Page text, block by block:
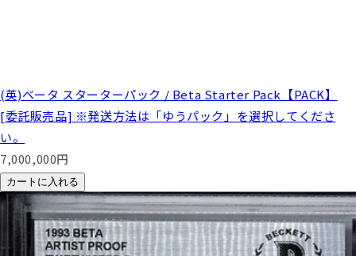
(英)ベータ スターターパック / Beta Starter Pack【PACK】
[委託販売品] ※発送方法は「ゆうパック」を選択してくださ
い。
7,000,000円
カートに入れる